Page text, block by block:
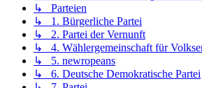
↳ Parteien
↳ 1. Bürgerliche Partei
↳ 2. Partei der Vernunft
↳ 4. Wählergemeinschaft für
↳ 5. newropeans
↳ 6. Deutsche Demokratische Partei